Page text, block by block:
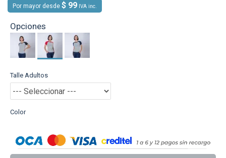
Por mayor desde $ 99 IVA inc.
Opciones
Talle Adultos
Color